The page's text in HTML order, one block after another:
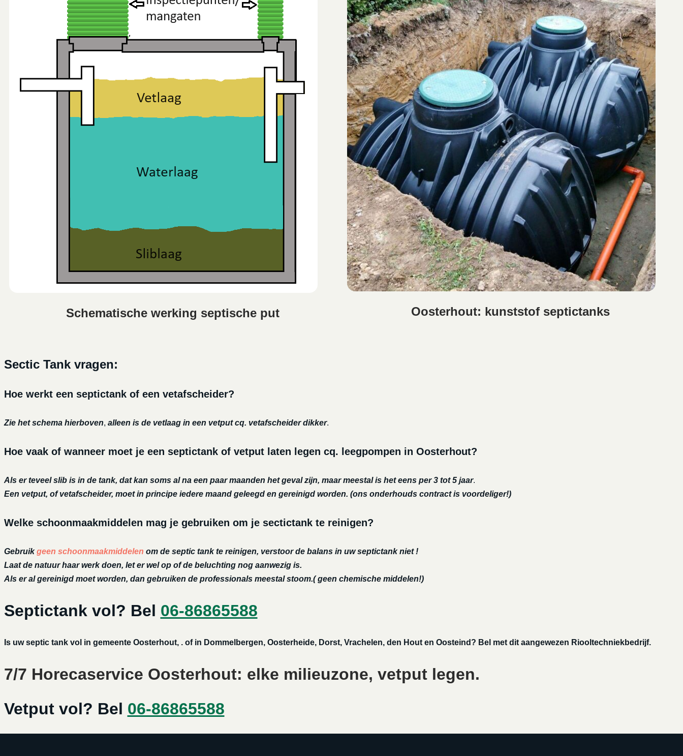
Schematische werking septische put Oosterhout: kunststof septictanks
Sectic Tank vragen:
Hoe werkt een septictank of een vetafscheider?
Zie het schema hierboven, alleen is de vetlaag in een vetput cq. vetafscheider dikker.
Hoe vaak of wanneer moet je een septictank of vetput laten legen cq. leegpompen in Oosterhout?
Als er teveel slib is in de tank, dat kan soms al na een paar maanden het geval zijn, maar meestal is het eens per 3 tot 5 jaar.
Een vetput, of vetafscheider, moet in principe iedere maand geleegd en gereinigd worden. (ons onderhouds contract is voordeliger!)
Welke schoonmaakmiddelen mag je gebruiken om je sectictank te reinigen?
Gebruikgeen schoonmaakmiddelen om de septic tank te reinigen, verstoor de balans in uw septictank niet !
Laat de natuur haar werk doen, let er wel op of de beluchting nog aanwezig is.
Als er al gereinigd moet worden, dan gebruiken de professionals meestal stoom.( geen chemische middelen!)
Septictank vol? Bel 06-86865588
Is uw septic tank vol in gemeente Oosterhout, . of in Dommelbergen, Oosterheide, Dorst, Vrachelen, den Hout en Oosteind? Bel met dit aangewezen Riooltechniekbedrijf.
7/7 Horecaservice Oosterhout: elke milieuzone, vetput legen.
Vetput vol? Bel 06-86865588